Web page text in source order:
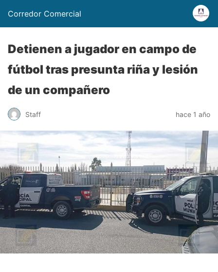
Corredor Comercial
Detienen a jugador en campo de
fútbol tras presunta riña y lesión
de un compañero
Staff hace 1 año